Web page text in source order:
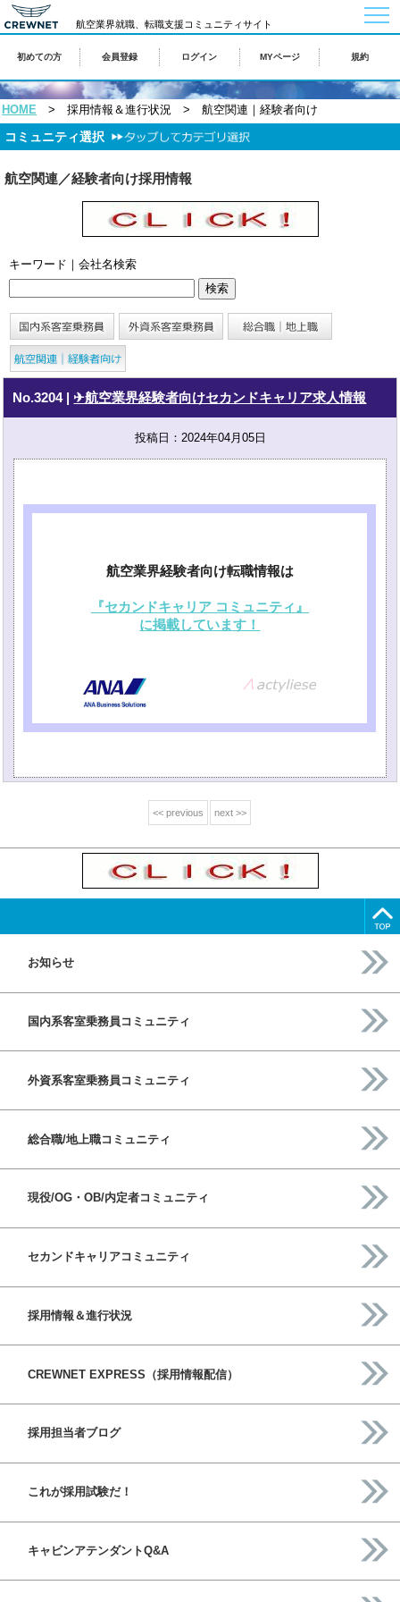
航空業界就職、転職支援コミュニティサイト
初めての方 会員登録 ログイン MYページ 規約
HOME > 採用情報＆進行状況 > 航空関連｜経験者向け
コミュニティ選択
航空関連／経験者向け採用情報
キーワード｜会社名検索
No.3204| ✈航空業界経験者向けセカンドキャリア求人情報
投稿日：2024年04月05日
航空業界経験者向け転職情報は
『セカンドキャリア コミュニティ』
に掲載しています！
<< previous next >>
お知らせ
国内系客室乗務員コミュニティ
外資系客室乗務員コミュニティ
総合職/地上職コミュニティ
現役/OG・OB/内定者コミュニティ
セカンドキャリアコミュニティ
採用情報＆進行状況
CREWNET EXPRESS（採用情報配信）
採用担当者ブログ
これが採用試験だ！
キャビンアテンダントQ&A